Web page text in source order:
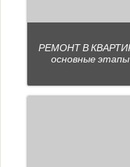
РЕМОНТ В
основные этапы